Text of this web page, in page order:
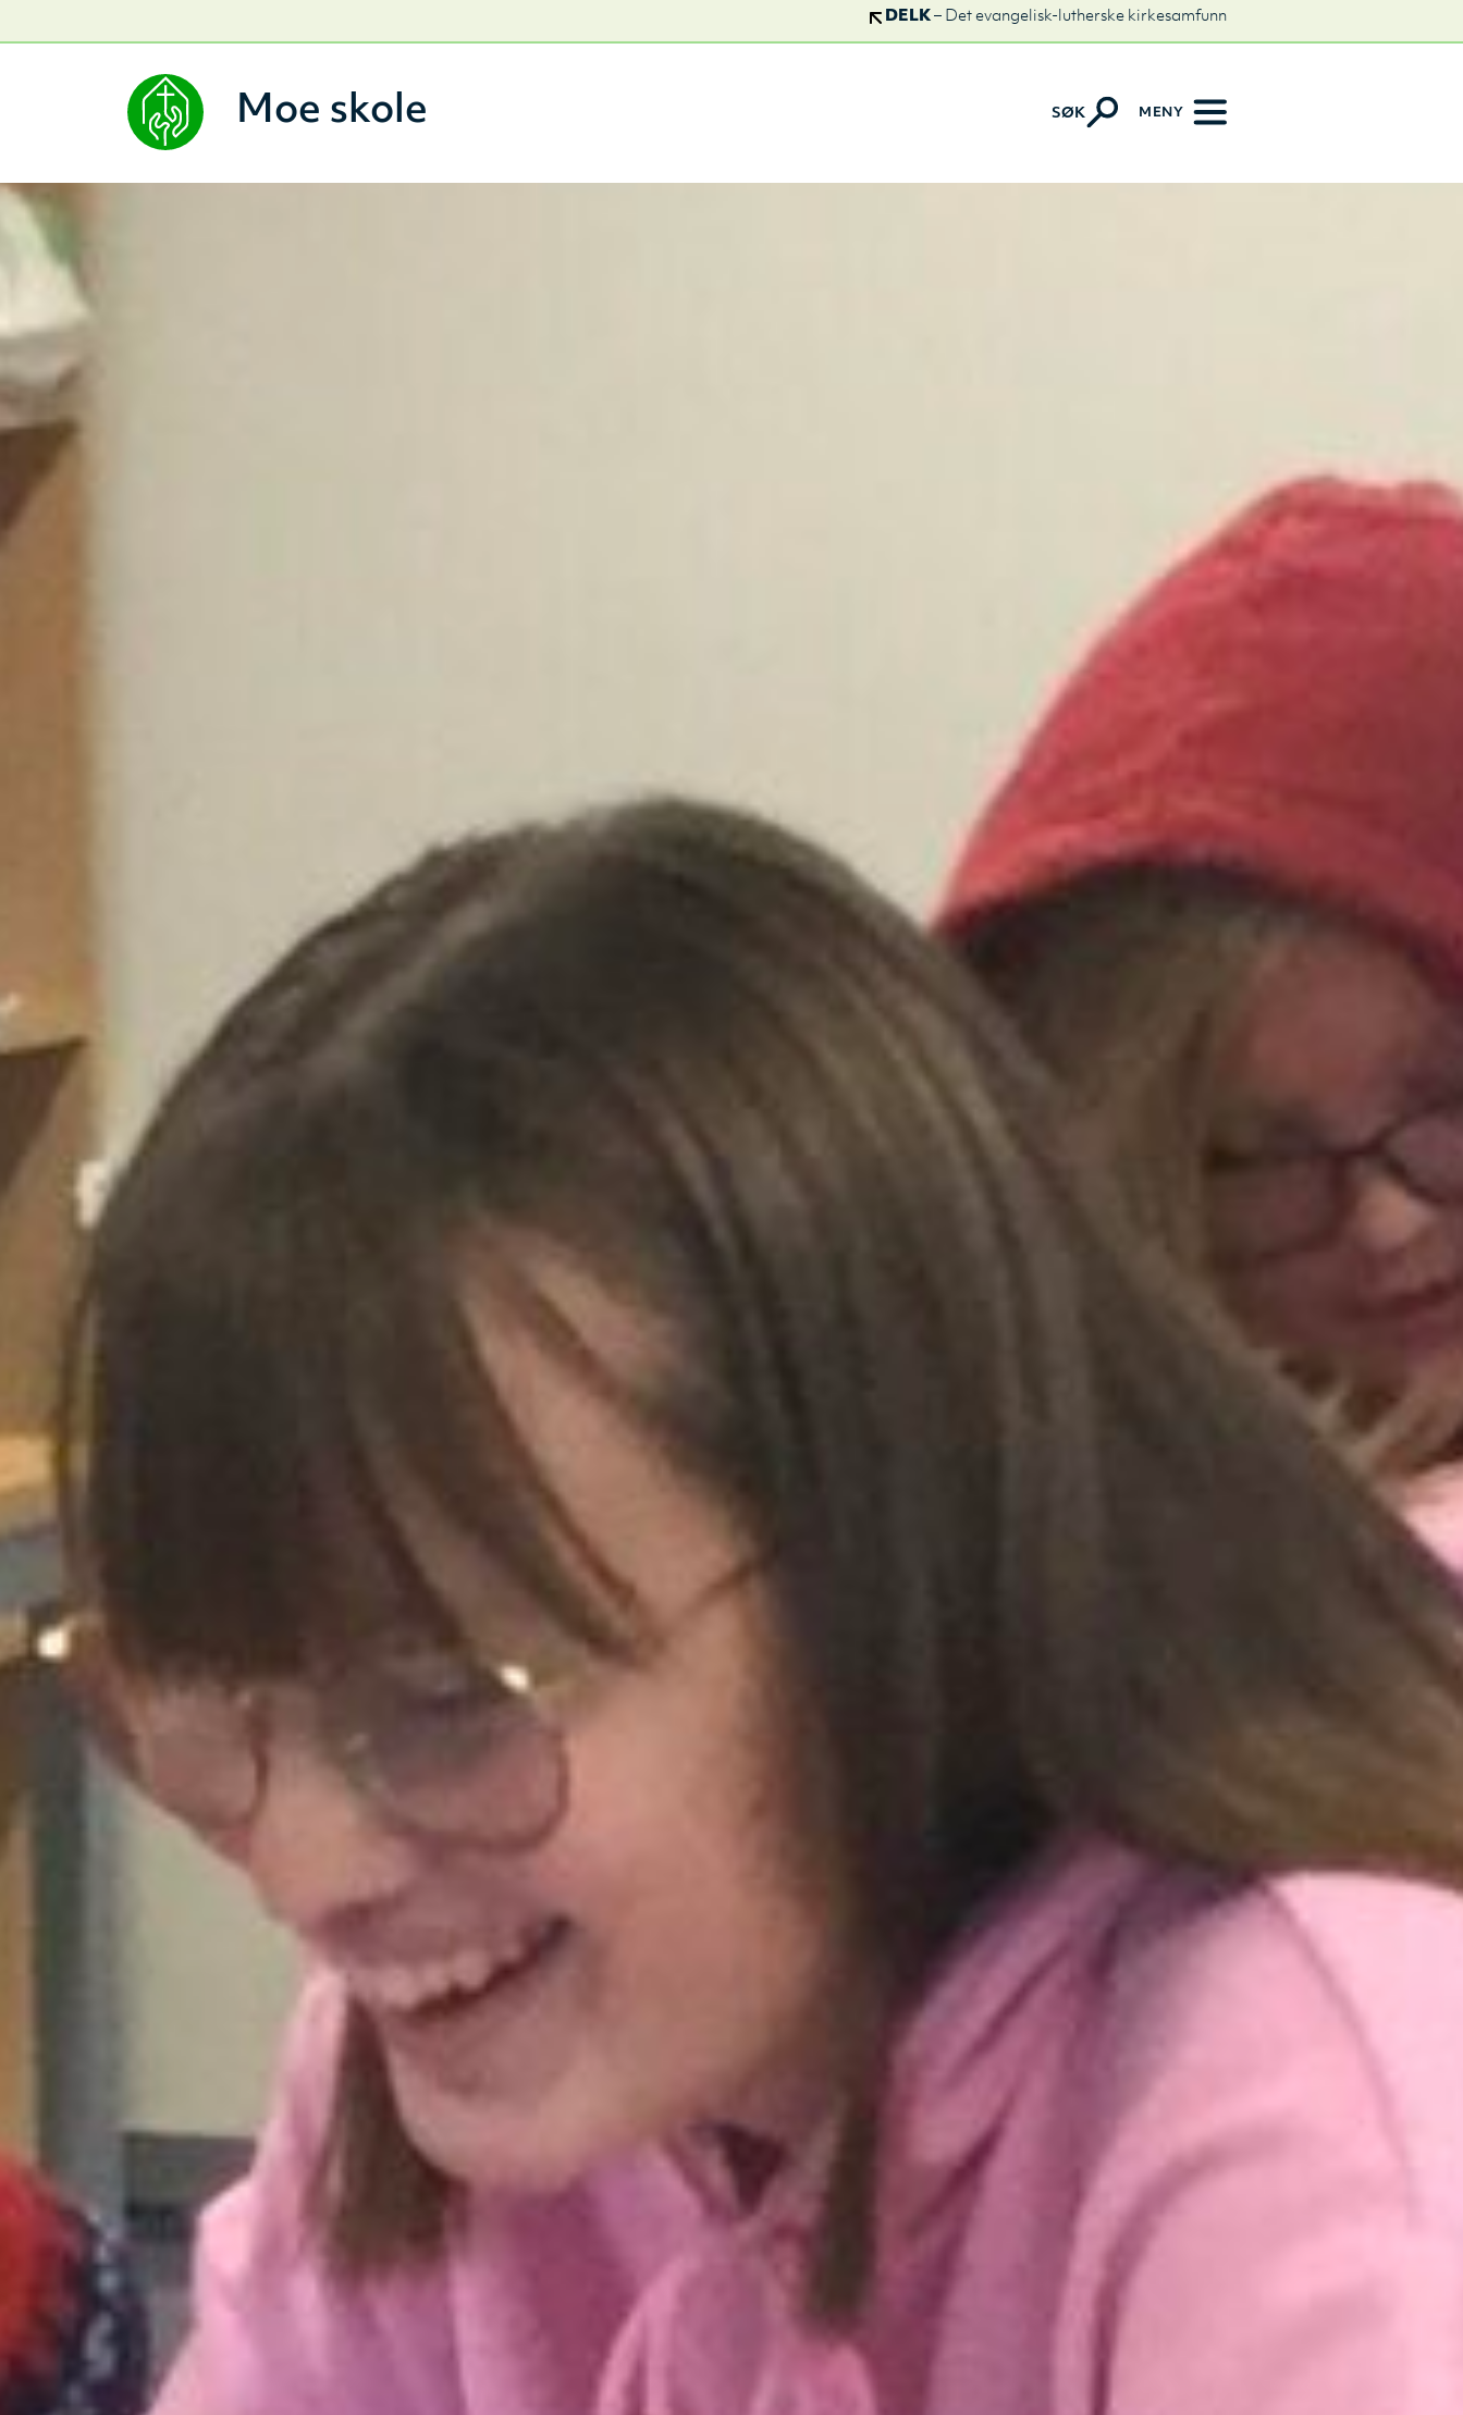
DELK – Det evangelisk-lutherske kirkesamfunn
Moe skole SØK MENY